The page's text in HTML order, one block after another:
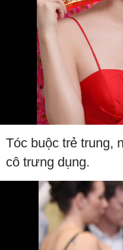
Tóc buộc trẻ trung,
cô trưng dụng.